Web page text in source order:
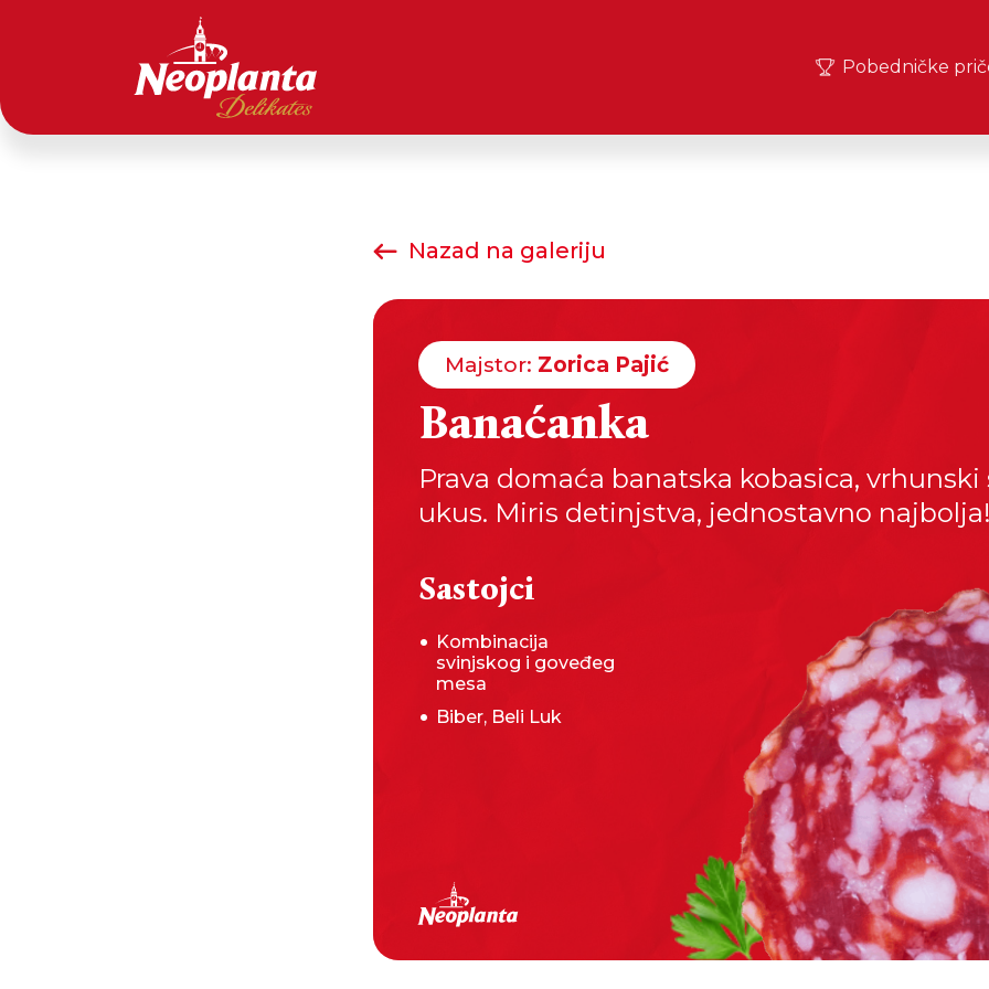
Pobedničke
Nazad na galeriju
Majstor: Zorica Pajić
Banaćanka
Prava domaća banatska kobasica, vrhunski
ukus. Miris detinjstva, jednostavno
Sastojci
Kombinacija
svinjskog i goveđeg
mesa
Biber, Beli Luk